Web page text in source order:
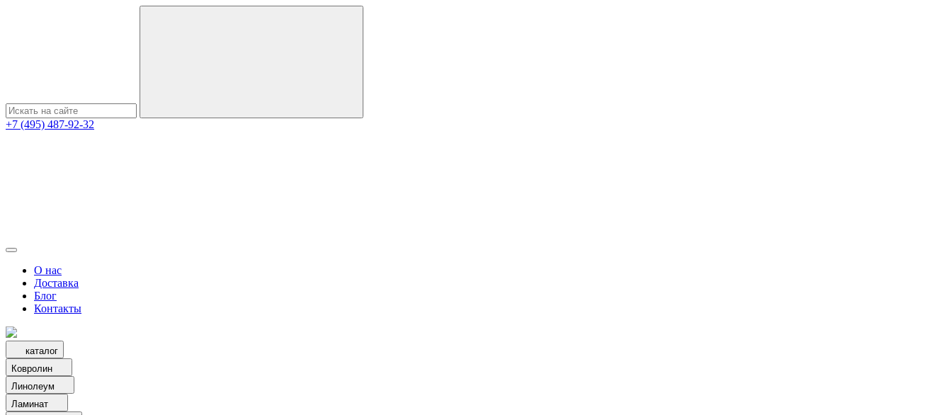
+7 (495) 487-92-32
О нас
Доставка
Блог
Контакты
каталог
Ковролин
Линолеум
Ламинат